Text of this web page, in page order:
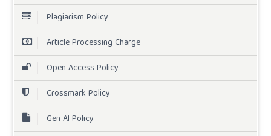
Plagiarism Policy
Article Processing Charge
Open Access Policy
Crossmark Policy
Gen AI Policy